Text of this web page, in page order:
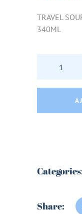
TRAVEL
340ML
TRAVEL
Share: